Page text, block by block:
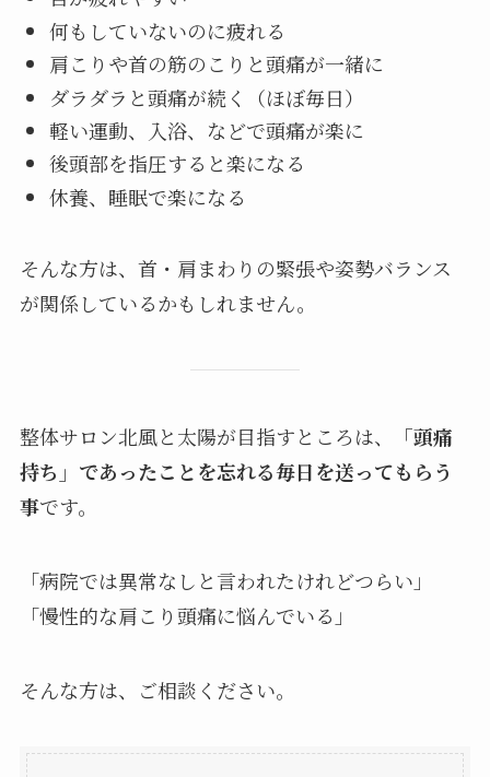
何もしていないのに疲れる
肩こりや首の筋のこりと頭痛が一緒に
ダラダラと頭痛が続く（ほぼ毎日）
軽い運動、入浴、などで頭痛が楽に
後頭部を指圧すると楽になる
休養、睡眠で楽になる
そんな方は、首・肩まわりの緊張や姿勢バランス
が関係しているかもしれません。
整体サロン北風と太陽が目指すところは、
「頭痛
持ち」であったことを忘れる毎日を送ってもらう
事です。
「病院では異常なしと言われたけれどつらい」
「慢性的な肩こり頭痛に悩んでいる」
そんな方は、ご相談ください。